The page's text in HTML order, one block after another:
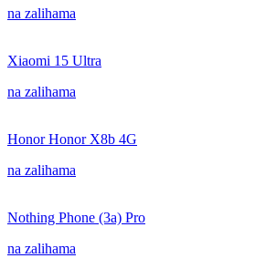
na zalihama
Xiaomi 15 Ultra
na zalihama
Honor Honor X8b 4G
na zalihama
Nothing Phone (3a) Pro
na zalihama